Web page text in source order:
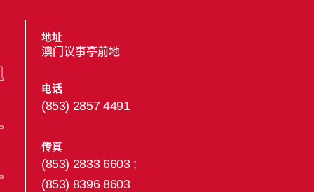
地址
澳门议事亭前地
电话
(853) 2857 4491
传真
(853) 2833 6603 ;
(853) 8396 8603